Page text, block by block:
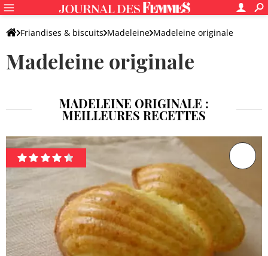
Friandises & biscuits Madeleine Madeleine originale
Madeleine originale
MADELEINE ORIGINALE :
MEILLEURES RECETTES